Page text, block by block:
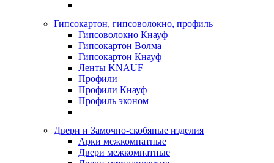
Гипсокартон, гипсоволокно, профиль
Гипсоволокно Кнауф
Гипсокартон Волма
Гипсокартон Кнауф
Ленты KNAUF
Профили
Профили Кнауф
Профиль эконом
Двери и Замочно-скобяные изделия
Арки межкомнатные
Двери межкомнатные